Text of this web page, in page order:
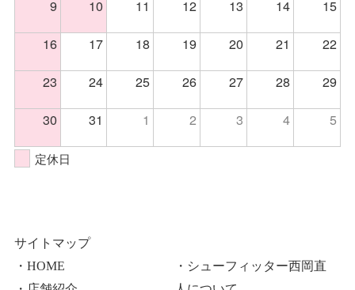
9
10 11 12 13 14
15
16
17 18 19 20 21
22
23
24 25 26 27 28
29
30
31 1 2 3 4 5
定休日
サイトマップ
・HOME
・シューフィッター西岡直